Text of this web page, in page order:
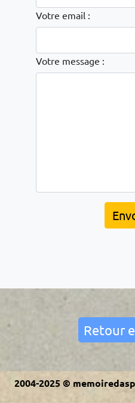
Votre email :
Votre message :
Retour
2004-2025 ©